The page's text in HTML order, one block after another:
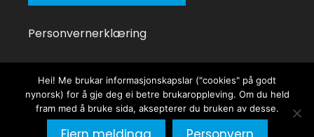
Personvernerklæring
Hei! Me brukar informasjonskapslar ("cookies" på godt
nynorsk) for å gje deg ei betre brukaroppleving. Om du held
fram med å bruke sida, aksepterer du bruken av desse.